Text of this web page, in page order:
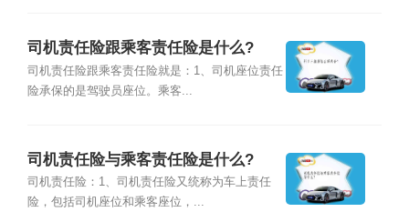
司机责任险跟乘客责任险是什么?
司机责任险跟乘客责任险就是：1、司机座位责任
险承保的是驾驶员座位。乘客...
司机责任险与乘客责任险是什么?
司机责任险：1、司机责任险又统称为车上责任
险，包括司机座位和乘客座位，...